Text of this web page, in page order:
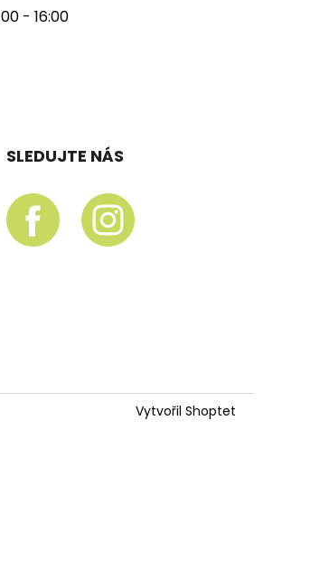
- 16:00
SLEDUJTE NÁS
Vytvořil Shoptet